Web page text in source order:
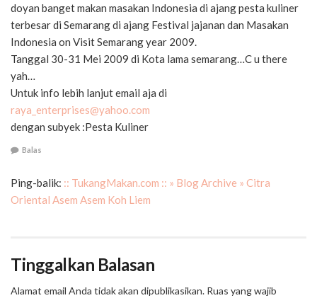
doyan banget makan masakan Indonesia di ajang pesta kuliner
terbesar di Semarang di ajang Festival jajanan dan Masakan
Indonesia on Visit Semarang year 2009.
Tanggal 30-31 Mei 2009 di Kota lama semarang…C u there
yah…
Untuk info lebih lanjut email aja di
raya_enterprises@yahoo.com
dengan subyek :Pesta Kuliner
Balas
Ping-balik: :: TukangMakan.com :: » Blog Archive » Citra
Oriental Asem Asem Koh Liem
Tinggalkan Balasan
Alamat email Anda tidak akan dipublikasikan. Ruas yang wajib